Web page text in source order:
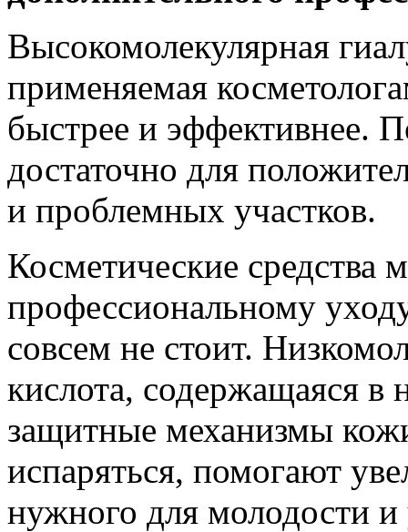
Высокомолекулярная
применяемая
быстрее и эффективнее.
достаточно для
и проблемных участков.
Косметические
профессиональному
совсем не стоит.
кислота, содержащаяся в
защитные механизмы
испаряться, помогают
нужного для молодости